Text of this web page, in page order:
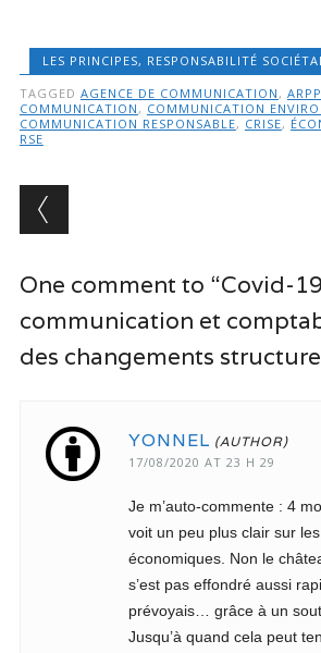
LES PRINCIPES, RESPONSABILITÉ
TAGGED AGENCE DE COMMUNICATION , ARPP
COMMUNICATION , COMMUNICATION
COMMUNICATION RESPONSABLE, CRISE,
RSE
Post navigation
One comment to “Covid-
communication et
des changements
YONNEL
17/08/2020 AT 23 H 29
Je m’auto-commente : 4
voit un peu plus clair sur
économiques. Non le
s’est pas effondré aussi
prévoyais… grâce à un
Jusqu’à quand cela peut